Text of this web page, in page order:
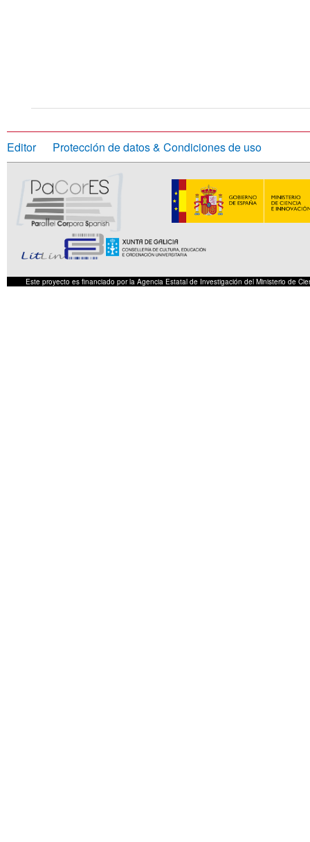
Editor Protección de datos & Condiciones de uso
Este proyecto es financiado por la Agencia Estatal de Investigación del Ministerio de